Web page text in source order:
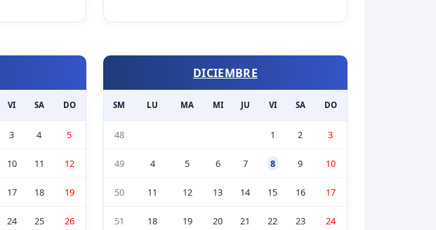
VI SA DO
3 4 5
10 11 12
17 18 19
24 25 26
DICIEMBRE
SM LU MA MI JU VI SA DO
48 1 2 3
49 4 5 6 7 8 9 10
50 11 12 13 14 15 16 17
51 18 19 20 21 22 23 24